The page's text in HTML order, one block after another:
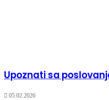
Upoznati sa
05.02.2026